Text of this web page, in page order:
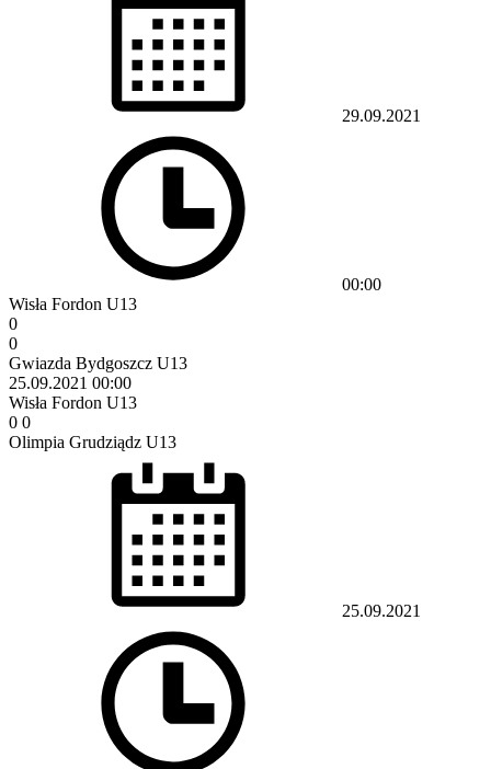
29.09.2021
00:00
Wisła Fordon U13
0
0
Gwiazda Bydgoszcz U13
25.09.2021 00:00
Wisła Fordon U13
0 0
Olimpia Grudziądz U13
25.09.2021